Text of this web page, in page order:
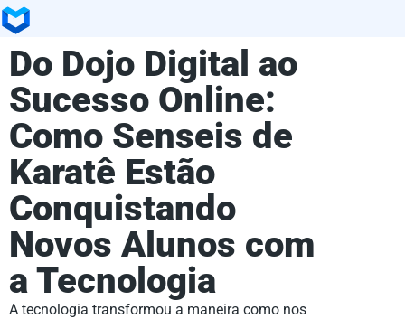
Do Dojo Digital ao
Sucesso Online:
Como Senseis de
Karatê Estão
Conquistando
Novos Alunos com
a Tecnologia
A tecnologia transformou a maneira como nos